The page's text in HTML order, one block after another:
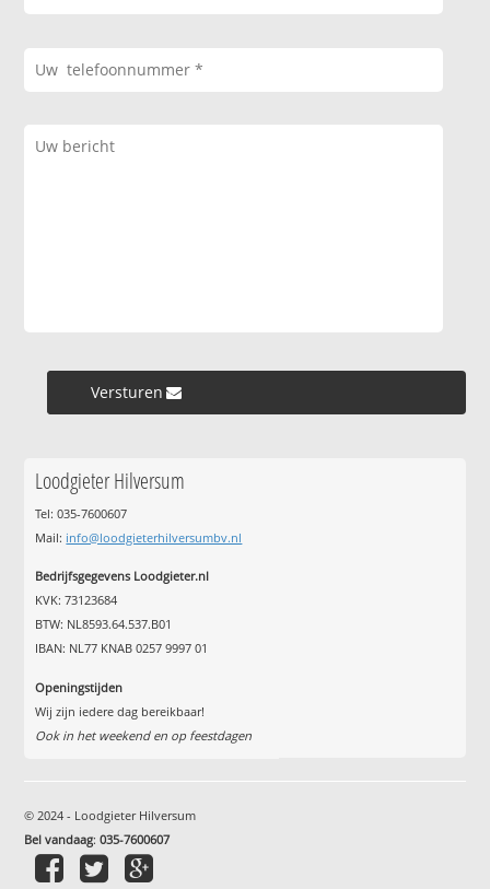
Versturen »
Loodgieter Hilversum
Tel: 035-7600607
Mail: info@loodgieterhilversumbv.nl
Bedrijfsgegevens Loodgieter.nl
KVK: 73123684
BTW: NL8593.64.537.B01
IBAN: NL77 KNAB 0257 9997 01
Openingstijden
Wij zijn iedere dag bereikbaar!
Ook in het weekend en op feestdagen
© 2024 - Loodgieter Hilversum
Bel vandaag:035-7600607